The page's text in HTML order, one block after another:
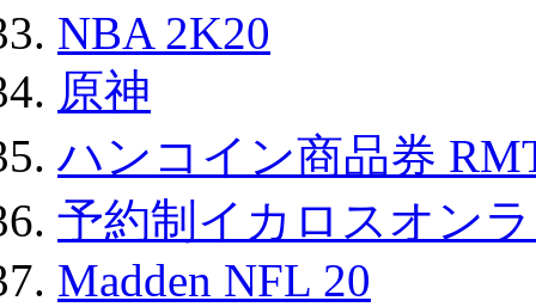
NBA 2K20
原神
ハンコイン商品券
予約制イカロスオン
Madden NFL 20